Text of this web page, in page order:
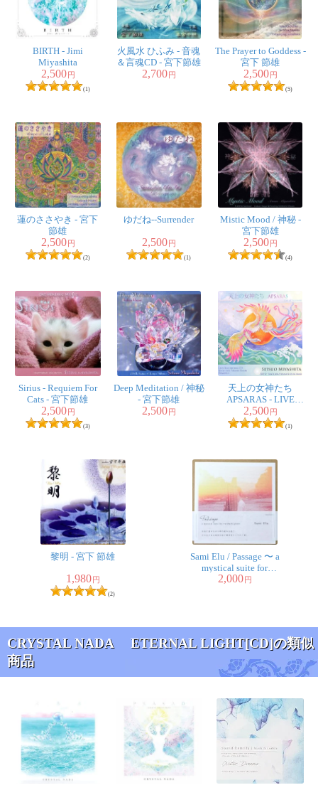
BIRTH - Jimi
Miyashita
2,500円
(1)
火風水 ひふみ - 音魂
＆言魂CD - 宮下節雄
2,700円
The Prayer to Goddess -
宮下 節雄
2,500円
(5)
蓮のささやき - 宮下
節雄
2,500円
(2)
ゆだね--Surrender
2,500円
(1)
Mistic Mood / 神秘 -
宮下節雄
2,500円
(4)
Sirius - Requiem For
Cats - 宮下節雄
2,500円
(3)
Deep Meditation / 神秘
- 宮下節雄
2,500円
天上の女神たち
APSARAS - LIVE
RECORDING CD - 宮
下節雄
2,500円
(1)
黎明 - 宮下 節雄
1,980 円
(2)
Sami Elu / Passage 〜 a
mystical suite for
waribashi piano 〜
2,000 円
CRYSTAL NADA ETERNAL LIGHT[CD]の類似
商品